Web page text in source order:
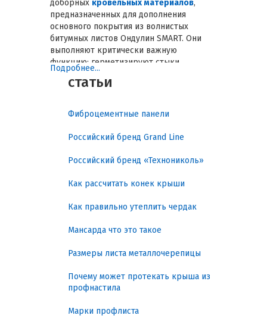
доборных кровельных материалов,
предназначенных для дополнения
основного покрытия из волнистых
битумных листов Ондулин SMART. Они
выполняют критически важную
функцию: герметизируют стыки,
защищают края и придают крыше
завершённый внешний вид. Корректный
обеспечивает долговечность покрытия,
снижает риск протечек и сокращает
расходы на обслуживание. В этом обзоре
классификация, технические
требования и практические
Ондулин SMART, с акцентом на их
эстетика: практическая
польза
решают ряд задач, конкретно
Подробнее...
статьи
Фиброцементные панели
Российский бренд Grand Line
Российский бренд «Технониколь»
Как рассчитать конек крыши
Как правильно утеплить чердак
Мансарда что это такое
Размеры листа металлочерепицы
Почему может протекать крыша из
профнастила
Марки профлиста